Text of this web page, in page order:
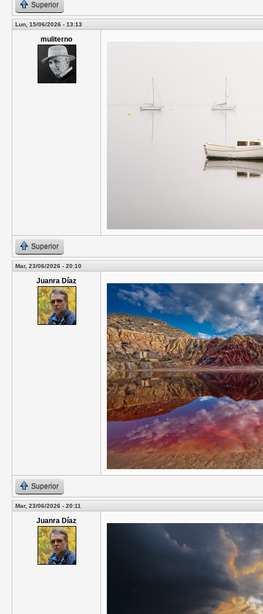
Superior
Lun, 15/06/2026 - 13:13
muliterno
Superior
Mar, 23/06/2026 - 20:10
Juanra Díaz
Superior
Mar, 23/06/2026 - 20:11
Juanra Díaz